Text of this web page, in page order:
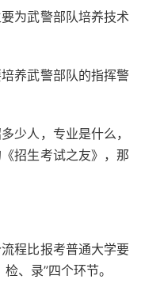
为武警部队培养技术
养武警部队的指挥警
少人，专业是什么，
招生考试之友》，那
程比报考普通大学要
、录”四个环节。